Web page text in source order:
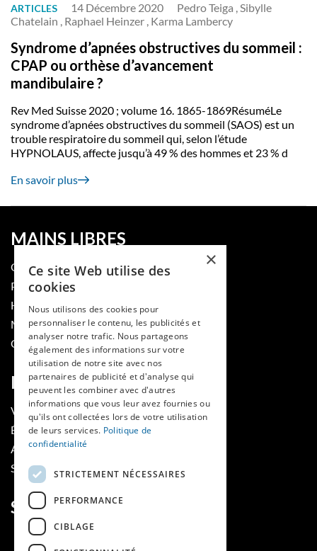
ARTICLES 14 Décembre 2020
Pedro Teiga , Sibylle
Chatelain , Raphael Heinzer , Karma Lambercy
Syndrome d’apnées obstructives du sommeil :
CPAP ou orthèse d’avancement
mandibulaire ?
Rev Med Suisse 2020 ; volume 16. 1865-1869RésuméLe
syndrome d’apnées obstructives du sommeil (SAOS) est un
trouble respiratoire du sommeil qui, selon l’étude
HYPNOLAUS, affecte jusqu’à 49 % des hommes et 23 % d
En savoir plus
MAINS LIBRES
QUI SOMMES-NOUS
PUBLIER DANS LA REVUE
HES-SO
MÉDECINE ET HYGIÈNE
CONTACT
RUBRIQUES
VOIR LES NUMÉROS
ÉVÈNEMENTS MAINS LIBRES
AGENDA
SOUTIENS
SUIVEZ-NOUS
×
Ce site Web utilise des
cookies
Nous utilisons des cookies pour
personnaliser le contenu, les publicités et
analyser notre trafic. Nous partageons
également des informations sur votre
utilisation de notre site avec nos
partenaires de publicité et d'analyse qui
peuvent les combiner avec d'autres
informations que vous leur avez fournies ou
qu'ils ont collectées lors de votre utilisation
de leurs services. Politique de
confidentialité
STRICTEMENT NÉCESSAIRES
PERFORMANCE
CIBLAGE